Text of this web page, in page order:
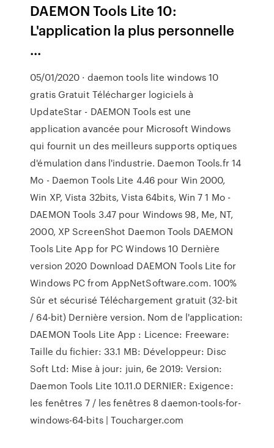
DAEMON Tools Lite 10:
L'application la plus personnelle
...
05/01/2020 · daemon tools lite windows 10
gratis Gratuit Télécharger logiciels à
UpdateStar - DAEMON Tools est une
application avancée pour Microsoft Windows
qui fournit un des meilleurs supports optiques
d'émulation dans l'industrie. Daemon Tools.fr 14
Mo - Daemon Tools Lite 4.46 pour Win 2000,
Win XP, Vista 32bits, Vista 64bits, Win 7 1 Mo -
DAEMON Tools 3.47 pour Windows 98, Me, NT,
2000, XP ScreenShot Daemon Tools DAEMON
Tools Lite App for PC Windows 10 Dernière
version 2020 Download DAEMON Tools Lite for
Windows PC from AppNetSoftware.com. 100%
Sûr et sécurisé Téléchargement gratuit (32-bit
/ 64-bit) Dernière version. Nom de l'application:
DAEMON Tools Lite App : Licence: Freeware:
Taille du fichier: 33.1 MB: Développeur: Disc
Soft Ltd: Mise à jour: juin, 6e 2019: Version:
Daemon Tools Lite 10.11.0 DERNIER: Exigence:
les fenêtres 7 / les fenêtres 8 daemon-tools-for-
windows-64-bits | Toucharger.com